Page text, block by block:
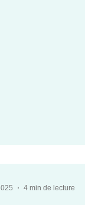
4 min de lecture